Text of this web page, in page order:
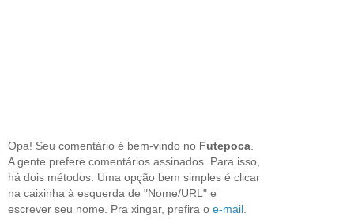
Opa! Seu comentário é bem-vindo no Futepoca
A gente prefere comentários assinados. Para isso,
há dois métodos. Uma opção bem simples é clicar
na caixinha à esquerda de "Nome/URL" e
escrever seu nome. Pra xingar, prefira o e-mail